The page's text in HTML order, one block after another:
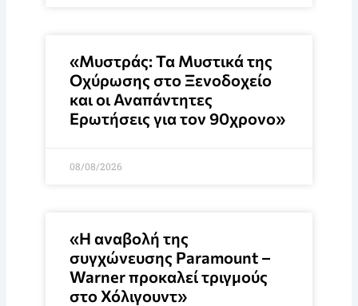
«Μυστράς: Τα Μυστικά της
Οχύρωσης στο Ξενοδοχείο
και οι Αναπάντητες
Ερωτήσεις για τον 90χρονο»
08/08/2026
«Η αναβολή της
συγχώνευσης Paramount –
Warner προκαλεί τριγμούς
στο Χόλιγουντ»